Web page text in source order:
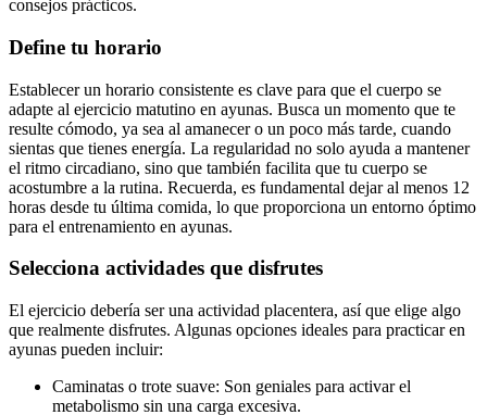
consejos prácticos.
Define tu horario
Establecer un horario consistente es clave para que el cuerpo se
adapte al ejercicio matutino en ayunas. Busca un momento que te
resulte cómodo, ya sea al amanecer o un poco más tarde, cuando
sientas que tienes energía. La regularidad no solo ayuda a mantener
el ritmo circadiano, sino que también facilita que tu cuerpo se
acostumbre a la rutina. Recuerda, es fundamental dejar al menos 12
horas desde tu última comida, lo que proporciona un entorno óptimo
para el entrenamiento en ayunas.
Selecciona actividades que disfrutes
El ejercicio debería ser una actividad placentera, así que elige algo
que realmente disfrutes. Algunas opciones ideales para practicar en
ayunas pueden incluir:
Caminatas o trote suave: Son geniales para activar el
metabolismo sin una carga excesiva.